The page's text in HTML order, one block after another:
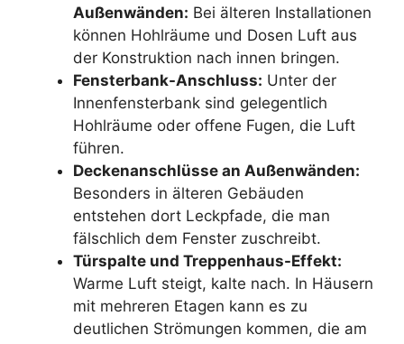
Außenwänden: Bei älteren Installationen
können Hohlräume und Dosen Luft aus
der Konstruktion nach innen bringen.
Fensterbank-Anschluss: Unter der
Innenfensterbank sind gelegentlich
Hohlräume oder offene Fugen, die Luft
führen.
Deckenanschlüsse an Außenwänden:
Besonders in älteren Gebäuden
entstehen dort Leckpfade, die man
fälschlich dem Fenster zuschreibt.
Türspalte und Treppenhaus-Effekt:
Warme Luft steigt, kalte nach. In Häusern
mit mehreren Etagen kann es zu
deutlichen Strömungen kommen, die am